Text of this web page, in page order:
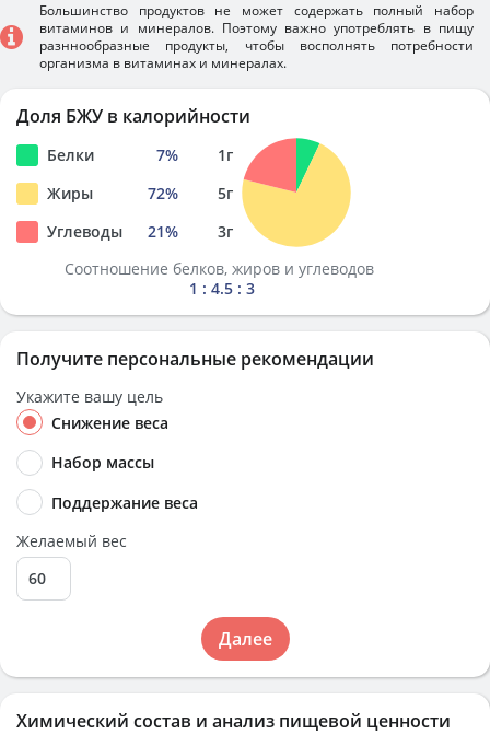
Химический состав и анализ пищевой ценности
Большинство продуктов не может содержать полный набор
витаминов и минералов. Поэтому важно употреблять в пищу
разннообразные продукты, чтобы восполнять потребности
организма в витаминах и минералах.
Доля БЖУ в калорийности
Белки 7% 1г
Жиры
72% 5г
Углеводы
21% 3г
Соотношение белков, жиров и углеводов
1 : 4.5 : 3
Получите персональные рекомендации
Укажите вашу цель
Снижение веса
Набор массы
Поддержание веса
Желаемый вес
Далее